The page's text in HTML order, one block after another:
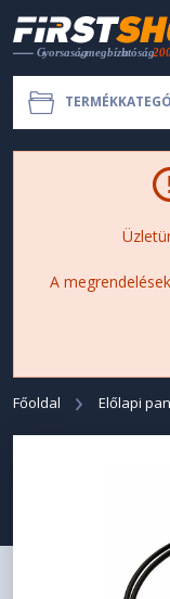
A
Főoldal Előlapi